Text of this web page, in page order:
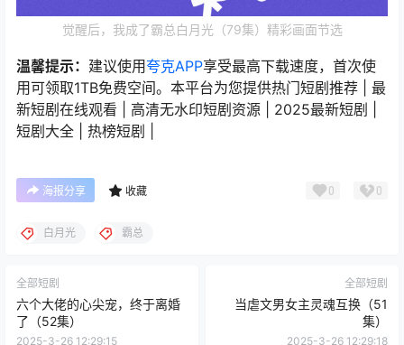
觉醒后，我成了霸总白月光（79集）精彩画面节选
温馨提示： 建议使用夸克APP享受最高下载速度，首次使
用可领取1TB免费空间。本平台为您提供热门短剧推荐 | 最
新短剧在线观看 | 高清无水印短剧资源 | 2025最新短剧 |
短剧大全 | 热榜短剧 |
海报分享 收藏 0 0
白月光 霸总
全部短剧
六个大佬的心尖宠，终于离婚
了（52集）
2025-3-26 12:29:15
全部短剧
当虐文男女主灵魂互换（51
集）
2025-3-26 12:29:18